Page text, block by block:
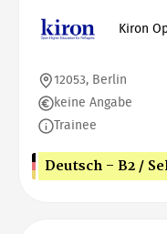
Kiron
12053, Berlin
keine Angabe
Trainee
Deutsch - B2 /